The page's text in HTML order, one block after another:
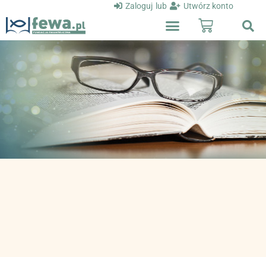
Zaloguj lub Utwórz konto